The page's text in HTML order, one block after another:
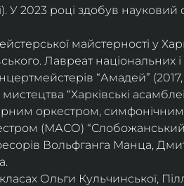
У 2023 році здобув науковий
майстерності у
Лавреат національних
“Амадей” (2017,
“Харківські
оркестром, симфонічним
(МАСО)
Вольфганга Манца,
Ольги Кульчинської,